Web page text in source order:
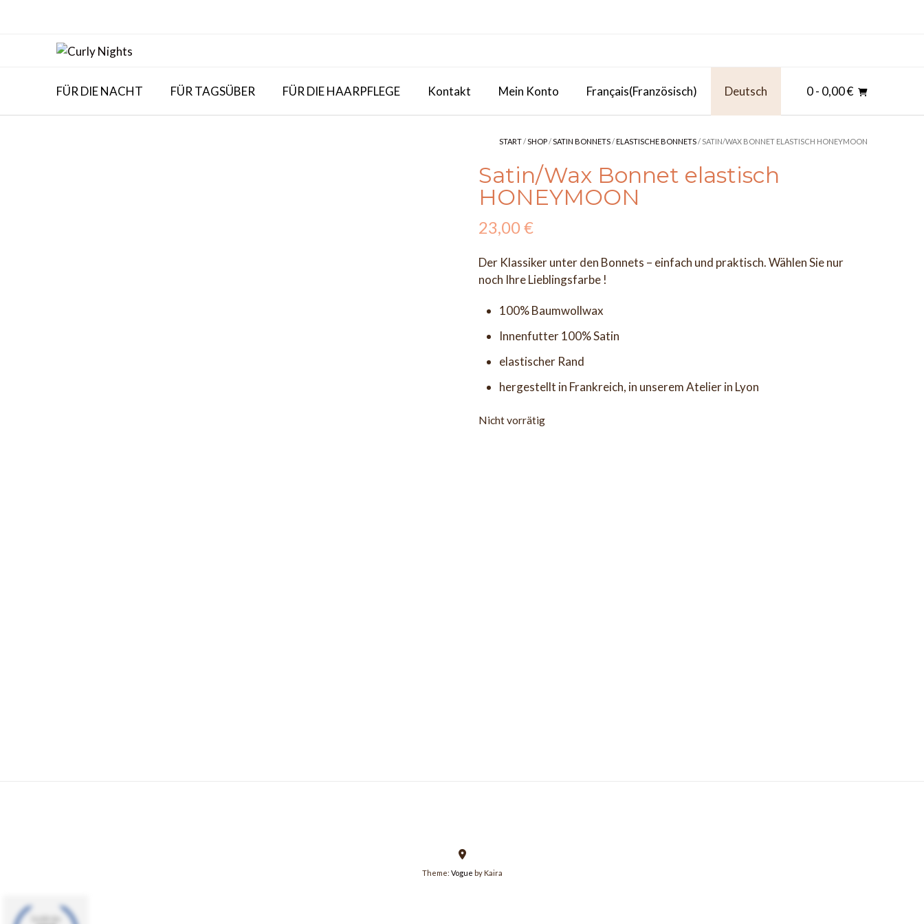
FÜR DIE NACHT FÜR TAGSÜBER FÜR DIE HAARPFLEGE Kontakt Mein Konto Français(Französisch) Deutsch 0- 0,00 €
START/SHOP/SATIN BONNETS/ELASTISCHE BONNETS/ SATIN/WAX BONNET ELASTISCH HONEYMOON
Satin/Wax Bonnet elastisch
HONEYMOON
23,00€
Der Klassiker unter den Bonnets – einfach und praktisch. Wählen Sie nur
noch Ihre Lieblingsfarbe !
100% Baumwollwax
Innenfutter 100% Satin
elastischer Rand
hergestellt in Frankreich, in unserem Atelier in Lyon
Nicht vorrätig
Theme: Vogue by Kaira